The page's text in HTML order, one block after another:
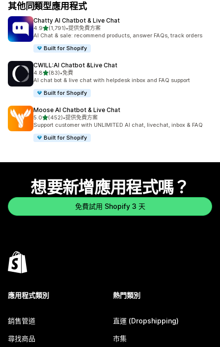
其他同類型應用程式
Chatty AI Chatbot & Live Chat
4.9滿分 5 顆星
(1,791)
共有 1791 則評價
•提供免費方案
AI Chat & sale: recommend products, answer FAQs, track orders
Built for Shopify
CWILL:AI Chatbot &Live Chat
4.8滿分 5 顆星
(83)
共有 83 則評價
•免費
AI chat bot & live chat with helpdesk inbox and FAQ support
Built for Shopify
Moose AI Chatbot & Live Chat
5.0滿分 5 顆星
(452)
共有 452 則評價
•提供免費方案
Support customer with UNLIMITED AI chat, livechat, inbox & FAQ
Built for Shopify
想要新增應用程式嗎？
免費試用 Shopify 3 天
應用程式類別
銷售管道
尋找商品
熱門類別
直運 (Dropshipping)
市集